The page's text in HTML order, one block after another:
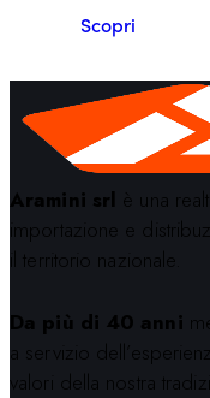
Scopri
Aramini srl è una
importazione e
il territorio nazionale.
Da più di 40 anni
a servizio
valori della nostra